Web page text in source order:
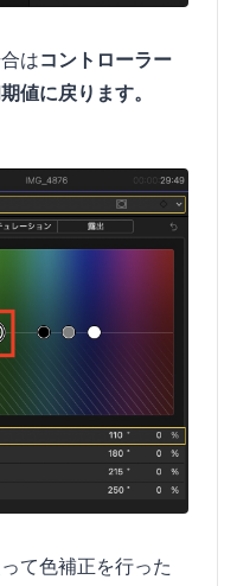
はコントローラー
値に戻ります。
て色補正を行った